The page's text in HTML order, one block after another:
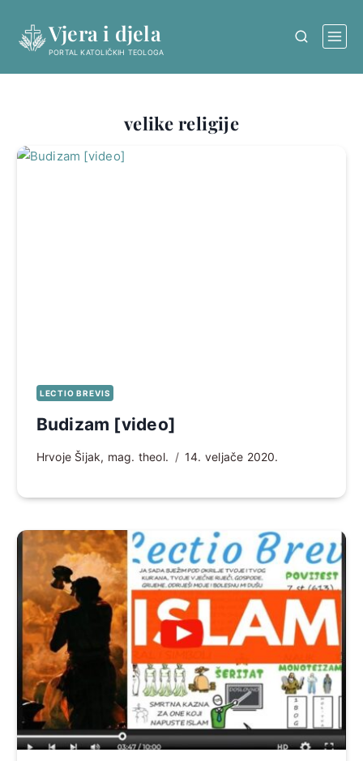
content
Vjera i djela
PORTAL KATOLIČKIH TEOLOGA
velike religije
LECTIO BREVIS
Budizam [video]
Hrvoje Šijak, mag. theol. 14. veljače 2020.